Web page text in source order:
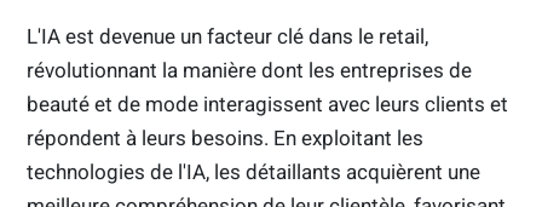
L'IA est devenue un facteur clé dans le retail,
révolutionnant la manière dont les entreprises de
beauté et de mode interagissent avec leurs clients et
répondent à leurs besoins. En exploitant les
technologies de l'IA, les détaillants acquièrent une